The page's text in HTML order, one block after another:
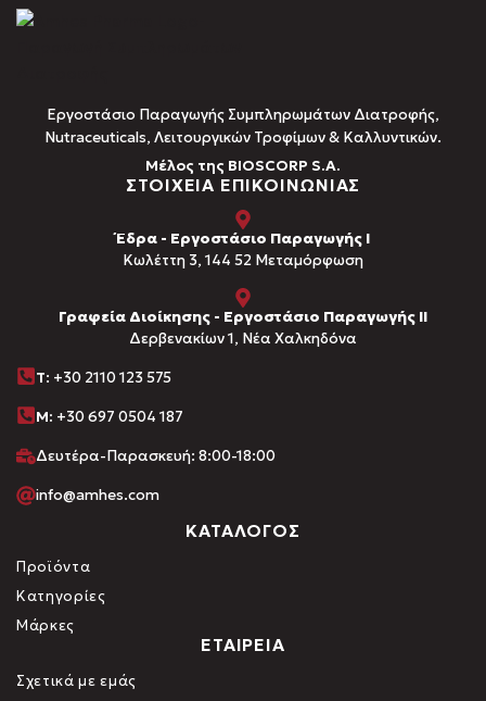
Εργοστάσιο Παραγωγής Συμπληρωμάτων Διατροφής,
Νutraceuticals, Λειτουργικών Τροφίμων & Καλλυντικών.
Μέλος της BIOSCORP S.A.
ΣΤΟΙΧΕΙΑ ΕΠΙΚΟΙΝΩΝΙΑΣ
Έδρα - Εργοστάσιο Παραγωγής Ι
Kωλέττη 3, 144 52 Μεταμόρφωση
Γραφεία Διοίκησης - Εργοστάσιο Παραγωγής ΙΙ
Δερβενακίων 1, Νέα Χαλκηδόνα
Τ: +30 2110 123 575
M: +30 697 0504 187
Δευτέρα-Παρασκευή: 8:00-18:00
info@amhes.com
ΚΑΤΑΛΟΓΟΣ
Προϊόντα
Κατηγορίες
Μάρκες
ΕΤΑΙΡΕΙΑ
Σχετικά με εμάς